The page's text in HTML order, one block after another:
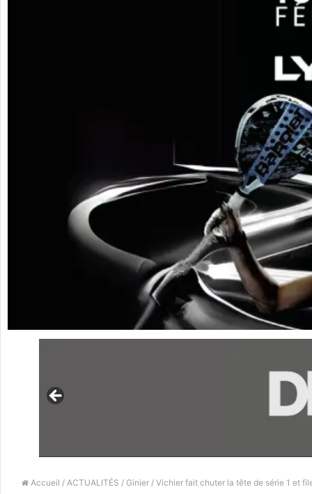
Accueil / ACTUALITÉS / Ginier / Vichier fait chuter la tête de série 1 et